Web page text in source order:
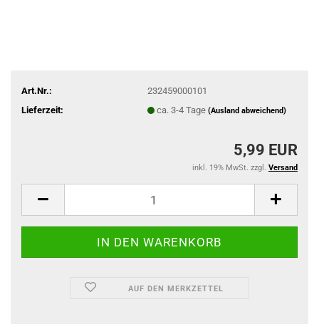
Art.Nr.:
232459000101
Lieferzeit:
ca. 3-4 Tage (Ausland abweichend)
5,99 EUR
inkl. 19% MwSt. zzgl. Versand
AUF DEN MERKZETTEL